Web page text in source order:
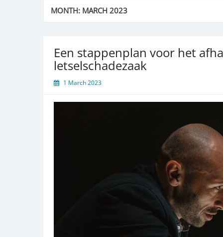
MONTH: MARCH 2023
Een stappenplan voor het
letselschadezaak
1 March 2023